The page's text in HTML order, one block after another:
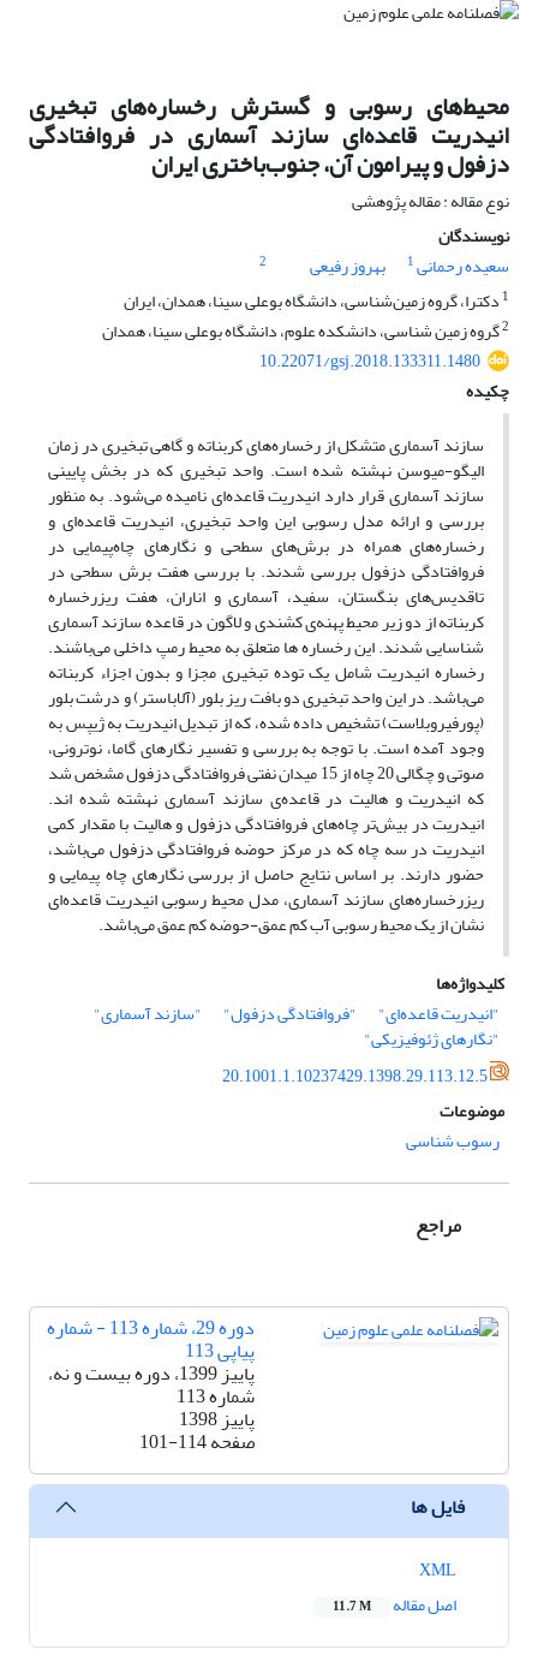
محیط‌های رسوبی و گسترش رخساره‌های تبخیری
انیدریت قاعده‌ای سازند آسماری در ‏فروافتادگی
دزفول و پیرامون آن، جنوب‌باختری ایران
نوع مقاله : مقاله پژوهشی
نویسندگان
سعیده رحمانی1 بهروز رفیعی
2
1 دکترا، گروه زمین‌شناسی، دانشگاه بوعلی سینا، همدان، ایران
2گروه زمین شناسی، دانشکده علوم، دانشگاه بوعلی سینا، همدان
10.22071/gsj.2018.133311.1480
چکیده
سازند آسماری متشکل از رخساره‌های کربناته و گاهی تبخیری در زمان
الیگو-میوسن نهشته شده است. واحد تبخیری که در بخش پایینی
سازند آسماری ‏قرار دارد انیدریت قاعده‌ای نامیده می‌شود. به منظور
بررسی و ارائه مدل رسوبی این واحد تبخیری، انیدریت قاعده‌ای و
رخساره‌های همراه در برش‌های ‏سطحی و نگارهای چاه‌پیمایی در
فروافتادگی دزفول بررسی شدند. با بررسی هفت برش سطحی در
تاقدیس‌های بنگستان، سفید، آسماری و اناران، هفت ‏ریزرخساره
کربناته از دو زیر محیط پهنه‌ی کشندی و لاگون در قاعده سازند آسماری
شناسایی شدند. این رخساره ها متعلق به محیط رمپ داخلی می‌باشند.
‏رخساره انیدریت شامل یک توده تبخیری مجزا و بدون اجزاء کربناته
می‌باشد. در این واحد تبخیری دو بافت ریز بلور (آلاباستر) و درشت بلور
‏‏(پورفیروبلاست) تشخیص داده شده، که از تبدیل انیدریت به ژیپس به
وجود آمده است. با توجه به بررسی و تفسیر نگارهای گاما، نوترونی،
صوتی و ‏چگالی 20 چاه از 15 میدان نفتی فروافتادگی دزفول مشخص شد
که انیدریت و هالیت در قاعده‌ی سازند آسماری نهشته شده اند.
انیدریت در بیش‌تر ‏چاه‌های فروافتادگی دزفول و هالیت با مقدار کمی
انیدریت در سه چاه که در مرکز حوضه فروافتادگی دزفول می‌باشد،
حضور دارند. بر اساس نتایج حاصل ‏از بررسی نگارهای چاه پیمایی و
ریزرخساره‌های سازند آسماری، مدل محیط رسوبی انیدریت قاعده‌ای
نشان از یک محیط رسوبی آب کم عمق-حوضه کم ‏عمق می‌باشد.‏
کلیدواژه‌ها
"انیدریت قاعده‌ای"
"فروافتادگی دزفول" "سازند آسماری"
"نگارهای‏ ژئوفیزیکی"
20.1001.1.10237429.1398.29.113.12.5
موضوعات
رسوب شناسی
مراجع
دوره 29، شماره 113 - شماره
پیاپی 113
پاییز 1399، دوره بیست و نه،
شماره 113
پاییز 1398
صفحه101-114
فایل ها
اصل مقاله
11.7 M